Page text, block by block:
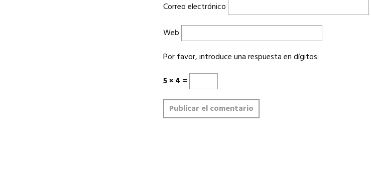
Correo electrónico
Web
Por favor, introduce una respuesta en dígitos:
5 × 4 =